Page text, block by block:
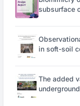
subsurface
in soft-soil
The added